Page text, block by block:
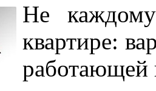
Не
квартире:
работающей